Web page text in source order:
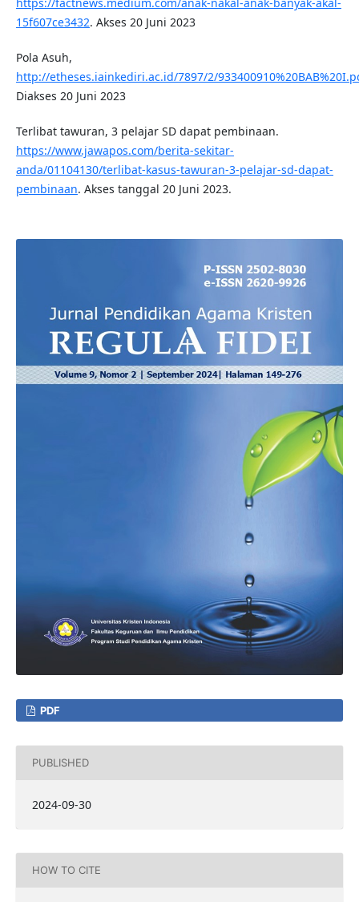
15f607ce3432. Akses 20 Juni 2023
Pola Asuh,
http://etheses.iainkediri.ac.id/7897/2/
Diakses 20 Juni 2023
Terlibat tawuran, 3 pelajar SD dapat pembinaan.
https://www.jawapos.com/berita-sekitar-
anda/01104130/terlibat-kasus-tawuran-3-pelajar-sd-dapat-
pembinaan. Akses tanggal 20 Juni 2023.
PDF
PUBLISHED
2024-09-30
HOW TO CITE